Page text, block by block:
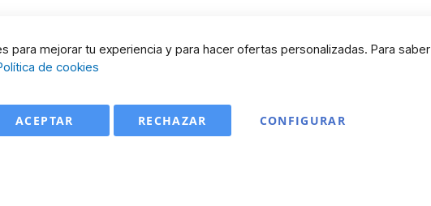
para mejorar tu experiencia y para hacer ofertas personalizadas. Para saber
de cookies
ACEPTAR CONFIGURAR
RECHAZAR